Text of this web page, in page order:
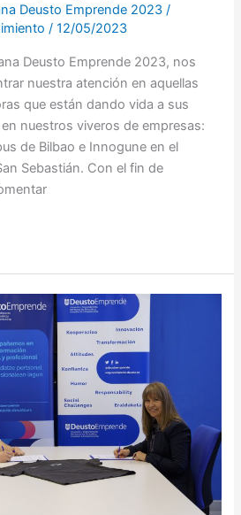
Deusto Emprende 2023 /
/12/05/2023
Deusto Emprende 2023, nos
nuestra atención en aquellas
que están dando vida a sus
nuestros viveros de empresas:
de Bilbao e Innogune en el
Sebastián. Con el fin de